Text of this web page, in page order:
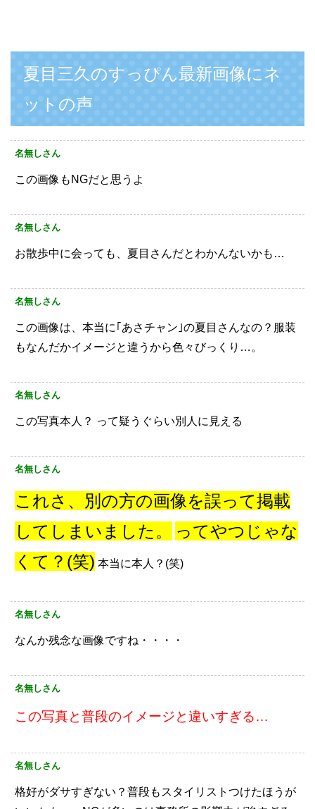
夏目三久のすっぴん最新画像にネ
ットの声
名無しさん
この画像もNGだと思うよ
名無しさん
お散歩中に会っても、夏目さんだとわかんないかも…
名無しさん
この画像は、本当に｢あさチャン｣の夏目さんなの？服装
もなんだかイメージと違うから色々びっくり…。
名無しさん
この写真本人？ って疑うぐらい別人に見える
名無しさん
これさ、別の方の画像を誤って掲載
してしまいました。
ってやつじゃな
くて？(笑) 本当に本人？(笑)
名無しさん
なんか残念な画像ですね・・・・
名無しさん
この写真と普段のイメージと違いすぎる…
名無しさん
格好がダサすぎない？普段もスタイリストつけたほうが